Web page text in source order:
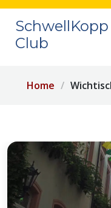
Club
Home